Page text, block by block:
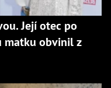
Její otec po
matku obvinil z